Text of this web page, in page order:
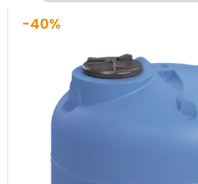
-40%